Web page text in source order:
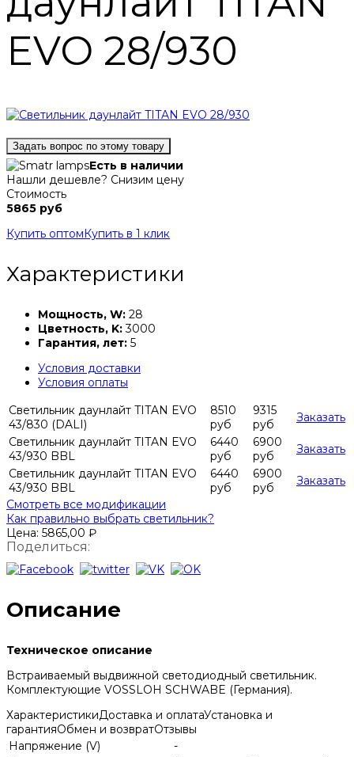
EVO 28/930
Задать вопрос по этому товару
Есть в наличии
Нашли дешевле? Снизим цену
Стоимость
5865 руб
Купить оптом Купить в 1 клик
Характеристики
Мощность, W: 28
Цветность, K:3000
Гарантия, лет: 5
Условия доставки
Условия оплаты
Светильник даунлайт TITAN EVO
43/830 (DALI)
8510
руб
9315
руб
Заказать
Светильник даунлайт TITAN EVO
43/930 BBL
6440
руб
6900
руб
Заказать
Светильник даунлайт TITAN EVO
43/930 BBL
6440
руб
6900
руб
Заказать
Смотреть все модификации
Как правильно выбрать светильник?
Цена: 5865,00 ₽
Поделиться:
Описание
Техническое описание
Встраиваемый выдвижной светодиодный светильник.
Комплектующие VOSSLOH SCHWABE (Германия).
ХарактеристикиДоставка и оплатаУстановка и
гарантияОбмен и возвратОтзывы
Напряжение (V)
-